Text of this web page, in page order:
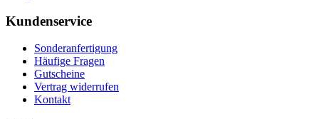
Kundenservice
Sonderanfertigung
Häufige Fragen
Gutscheine
Vertrag widerrufen
Kontakt